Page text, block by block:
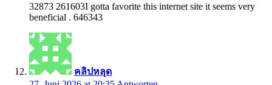
32873 261603I gotta favorite this internet site it seems very
beneficial . 646343
คลิปหลุด